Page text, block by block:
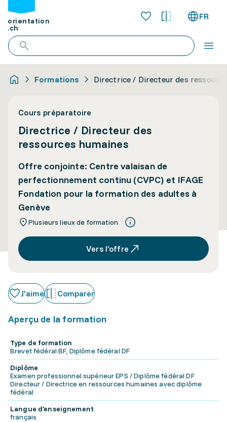
orientation
.ch
FR
Formations Directrice / Directeur des
Cours préparatoire
Directrice / Directeur des
ressources humaines
Offre conjointe: Centre valaisan de
perfectionnement continu (CVPC) et IFAGE
Fondation pour la formation des adultes à
Genève
Plusieurs lieux de formation
Vers l’offre
J'aime Comparer
Aperçu de la formation
Type de formation
Brevet fédéral BF, Diplôme fédéral DF
Diplôme
Examen professionnel supérieur EPS / Diplôme fédéral DF
Directeur / Directrice en ressources humaines avec diplôme
fédéral
Langue d'enseignement
français